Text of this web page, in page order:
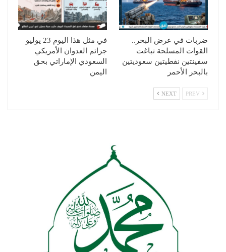
ضربات في عرض البحر..
القوات المسلحة تباغت
سفينتين نفطيتين سعوديتين
بالبحر الأحمر
في مثل هذا اليوم 23 يوليو
جرائم العدوان الأمريكي
السعودي الإماراتي بحق
اليمن
NEXT